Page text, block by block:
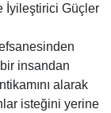
İyileştirici Güçler
insandan
alarak
isteğini yerine